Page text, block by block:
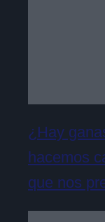
¿Hay
hacemos
que nos